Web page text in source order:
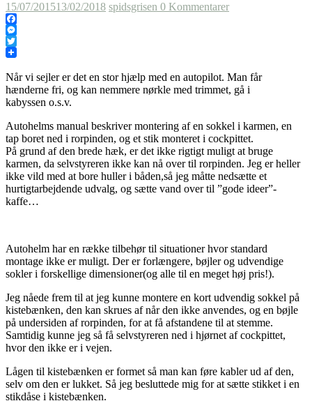
15/07/201513/02/2018 spidsgrisen 0 Kommentarer
Facebook
Messenger
Twitter
Når vi sejler er det en stor hjælp med en autopilot. Man får
hænderne fri, og kan nemmere nørkle med trimmet, gå i
kabyssen o.s.v.
Autohelms manual beskriver montering af en sokkel i karmen, en
tap boret ned i rorpinden, og et stik monteret i cockpittet.
På grund af den brede hæk, er det ikke rigtigt muligt at bruge
karmen, da selvstyreren ikke kan nå over til rorpinden. Jeg er heller
ikke vild med at bore huller i båden,så jeg måtte nedsætte et
hurtigtarbejdende udvalg, og sætte vand over til ”gode ideer”-
kaffe…
Autohelm har en række tilbehør til situationer hvor standard
montage ikke er muligt. Der er forlængere, bøjler og udvendige
sokler i forskellige dimensioner(og alle til en meget høj pris!).
Jeg nåede frem til at jeg kunne montere en kort udvendig sokkel på
kistebænken, den kan skrues af når den ikke anvendes, og en bøjle
på undersiden af rorpinden, for at få afstandene til at stemme.
Samtidig kunne jeg så få selvstyreren ned i hjørnet af cockpittet,
hvor den ikke er i vejen.
Lågen til kistebænken er formet så man kan føre kabler ud af den,
selv om den er lukket. Så jeg besluttede mig for at sætte stikket i en
stikdåse i kistebænken.